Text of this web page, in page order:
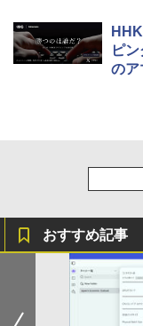
ピ
のア
おすすめ記事